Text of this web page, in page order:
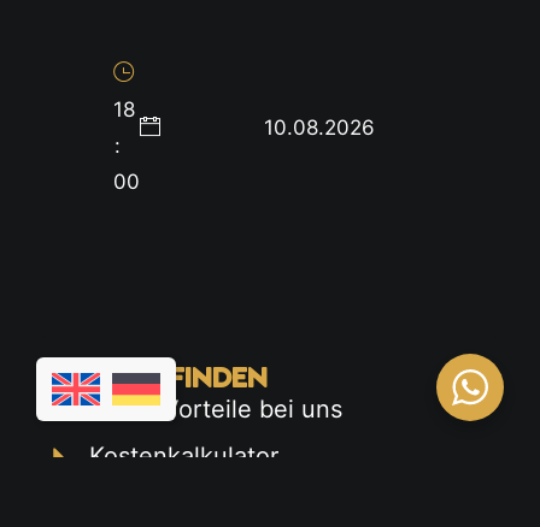
18
:
00
10.08.2026
SCHNELL FINDEN
Deine Vorteile bei uns
Kostenkalkulator